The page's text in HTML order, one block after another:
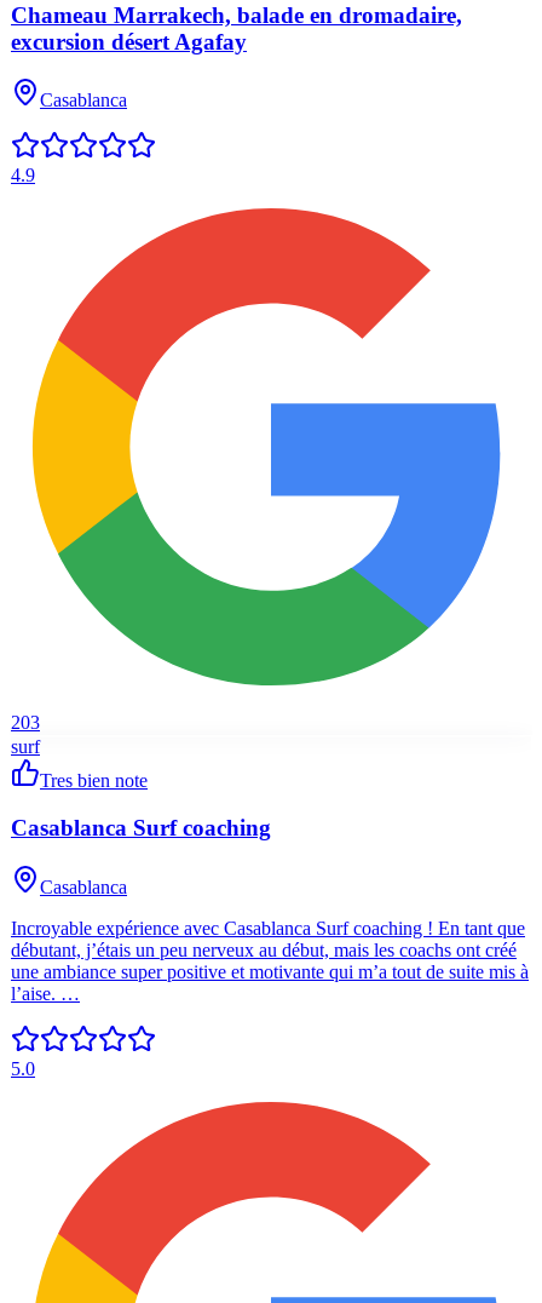
Chameau Marrakech, balade en dromadaire,
excursion désert Agafay
Casablanca
4.9
203
surf
Tres bien note
Casablanca Surf coaching
Casablanca
Incroyable expérience avec Casablanca Surf coaching ! En tant que
débutant, j’étais un peu nerveux au début, mais les coachs ont créé
une ambiance super positive et motivante qui m’a tout de suite mis à
l’aise. …
5.0